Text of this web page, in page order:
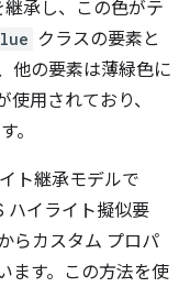
承し、この色がテ
クラスの要素と
他の要素は薄緑色に
用されており、
。
ト継承モデルで
ハイライト擬似要
らカスタム プロパ
ます。この方法を使